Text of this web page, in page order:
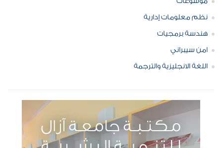
نظم معلومات إدارية
هندسة برمجيات
امن سيبراني
اللغة الانجليزية والترجمة